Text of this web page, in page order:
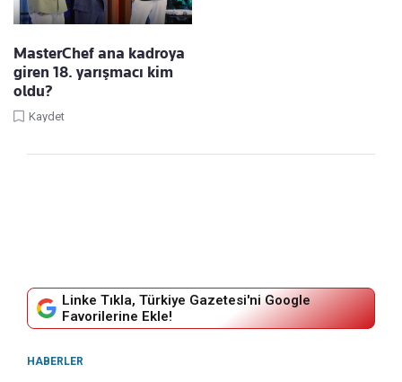
MasterChef ana kadroya
giren 18. yarışmacı kim
oldu?
Kaydet
Linke Tıkla, Türkiye Gazetesi'ni Google
Favorilerine Ekle!
HABERLER